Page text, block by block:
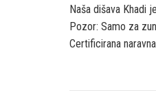
Naša dišava Khadi
Pozor: Samo za
Certificirana